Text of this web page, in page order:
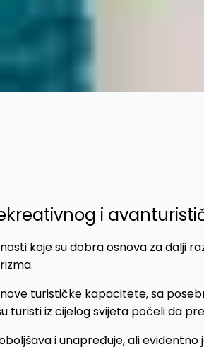
i
koje su dobra osnova za dalji
turističke kapacitete, sa
iz cijelog svijeta počeli da
i unapređuje, ali